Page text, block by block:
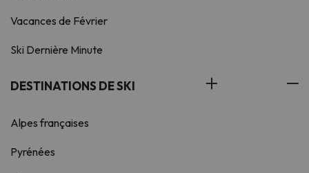
Vacances de Février
Ski Dernière Minute
DESTINATIONS DE SKI
Alpes françaises
Pyrénées